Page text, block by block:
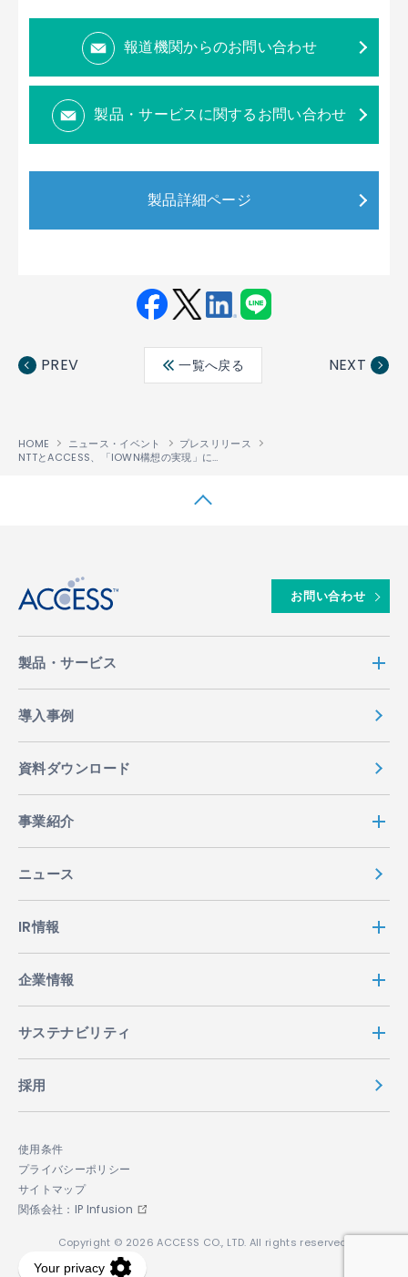
報道機関からのお問い合わせ
製品・サービスに関するお問い合わせ
製品詳細ページ
ebo ter
edin
PREV 一覧へ戻る NEXT
HOME ニュース・イベント
プレスリリース
NTTとACCESS、「IOWN構想の実現」に向けた提携に合意
お問い合わせ
製品・サービス
導入事例
資料ダウンロード
事業紹介
ニュース
IR情報
企業情報
サステナビリティ
採用
使用条件
プライバシーポリシー
サイトマップ
関係会社：IP Infusion
Copyright © 2026 ACCESS CO., LTD. All rights reserved.